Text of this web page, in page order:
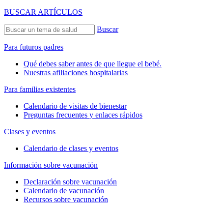
BUSCAR ARTÍCULOS
Buscar
Para futuros padres
Qué debes saber antes de que llegue el bebé.
Nuestras afiliaciones hospitalarias
Para familias existentes
Calendario de visitas de bienestar
Preguntas frecuentes y enlaces rápidos
Clases y eventos
Calendario de clases y eventos
Información sobre vacunación
Declaración sobre vacunación
Calendario de vacunación
Recursos sobre vacunación